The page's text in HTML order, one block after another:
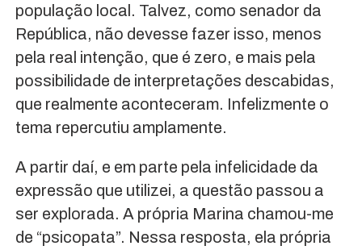
população local. Talvez, como senador da
República, não devesse fazer isso, menos
pela real intenção, que é zero, e mais pela
possibilidade de interpretações descabidas,
que realmente aconteceram. Infelizmente o
tema repercutiu amplamente.
A partir daí, e em parte pela infelicidade da
expressão que utilizei, a questão passou a
ser explorada. A própria Marina chamou-me
de “psicopata”. Nessa resposta, ela própria